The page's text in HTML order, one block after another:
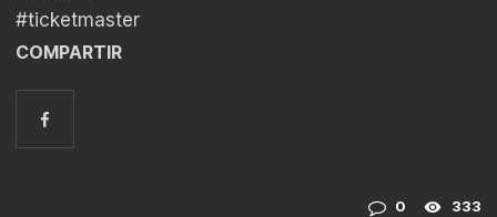
#ticketmaster
COMPARTIR
0 333